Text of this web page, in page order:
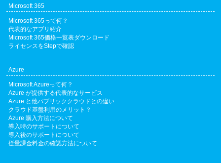
本ワークショップは今後も継続して開催予定
です。
お申込みは以下のページより受け付けていま
す。
▶お申込みはこちら
③チーム単位でのプレゼンテーション実施
今後も定期的に開催予定ですので、次回開催
をお楽しみに！
yourdomain はテナント作成時に選択した名前
（通常は組織名や会社名など）です。
使用される場面
Microsoft 365アカウントの設定やユーザーの
作成時に、このドメインが利用されます。
メールアドレスやログイン:
例: username@yourdomain.onmicrosoft.com
の形式で、ユーザーのメールアドレスやサイ
ンインIDに利用されます（ただし、後でカス
タムドメインに切り替えることが推奨されま
す）。
Microsoft 365
Microsoft 365って何？
代表的なアプリ紹介
Microsoft 365価格一覧表ダウンロード
ライセンスをStepで確認
Azure
Microsoft Azureって何？
Azure が提供する代表的なサービス
Azure と他パブリッククラウドとの違い
クラウド基盤利用のメリット？
Azure 購入方法について
導入時のサポートについて
導入後のサポートについて
従量課金料金の確認方法について